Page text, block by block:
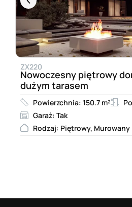
ZX220
Nowoczesny piętrowy
dużym tarasem
Powierzchnia: 150.7 m²
Garaż: Tak
Rodzaj: Piętrowy, Murowany